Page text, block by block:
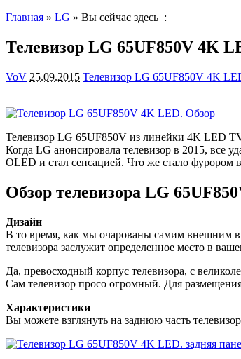
Главная » LG » Вы сейчас здесь :
Телевизор LG 65UF850V 4K
VoV 25.09.2015 Телевизор LG 65UF850V 4K
Телевизор LG 65UF850V из линейки 4K LED
Когда LG анонсировала телевизор в 2015,
OLED и стал сенсацией. Что же стало фурором
Обзор телевизора LG
Дизайн
В то время, как мы очарованы самим внешним
телевизора заслужит определенное место в
Да, превосходный корпус телевизора, с
Сам телевизор просо огромный. Для
Характеристики
Вы можете взглянуть на заднюю часть